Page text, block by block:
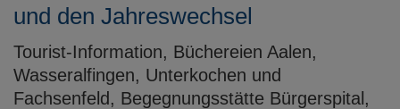
und den Jahreswechsel
Tourist-Information, Büchereien Aalen,
Wasseralfingen, Unterkochen und
Fachsenfeld, Begegnungsstätte Bürgerspital,